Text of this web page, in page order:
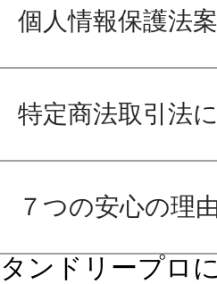
個人情報保護法
特定商法取引法
７つの安心の理
タンドリープロ